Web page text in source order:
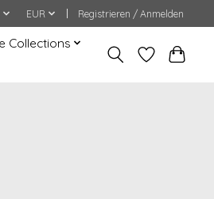
EUR Registrieren / Anmelden
Collections